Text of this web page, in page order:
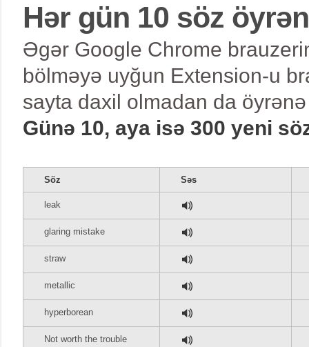
Hər gün 10 söz
Əgər Google Chrome
bölməyə uyğun Extension-u
sayta daxil olmadan da
Günə 10, aya isə 300 yeni
Söz Səs
leak
glaring mistake
straw
metallic
hyperborean
Not worth the trouble